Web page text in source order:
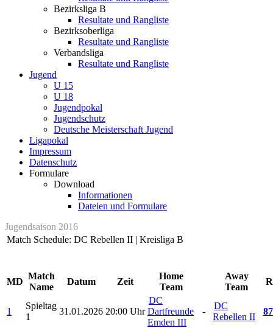
Bezirksliga B
Resultate und Rangliste
Bezirksoberliga
Resultate und Rangliste
Verbandsliga
Resultate und Rangliste
Jugend
U 15
U 18
Jugendpokal
Jugendschutz
Deutsche Meisterschaft Jugend
Ligapokal
Impressum
Datenschutz
Formulare
Download
Informationen
Dateien und Formulare
Jugendsaison 2016
Match Schedule: DC Rebellen II | Kreisliga B
MD
Match
Name
Datum Zeit
Home
Team
Away
Team
1
Spieltag
1
31.01.2026 20:00 Uhr
DC
Dartfreunde
Emden III
-
DC
Rebellen II